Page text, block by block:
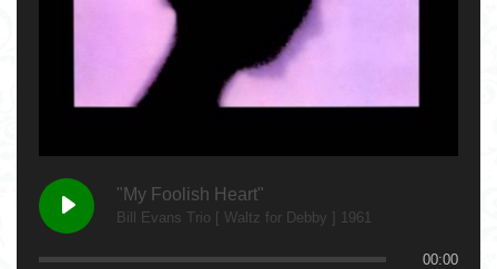
"My Foolish Heart"
Bill Evans Trio [ Waltz for Debby ] 1961
00:00